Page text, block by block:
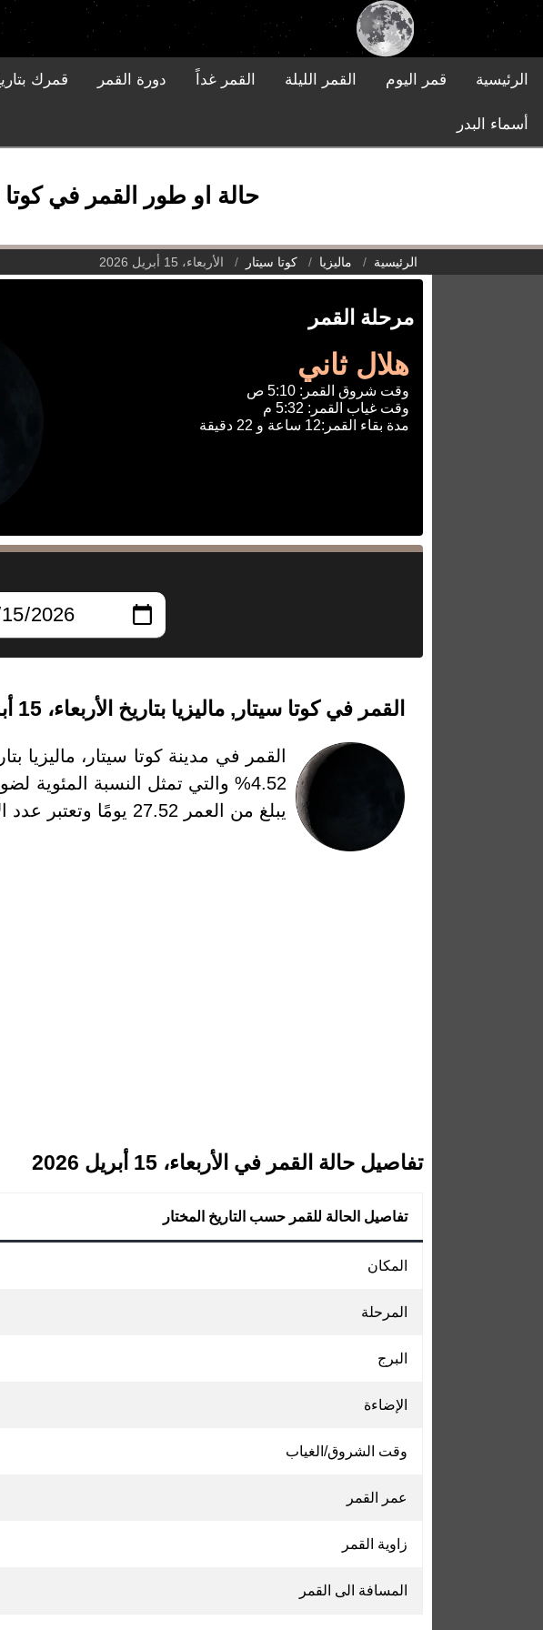
الرئيسية قمر اليوم القمر الليلة القمر غداً دورة القمر قمرك
أسماء البدر
حالة او طور القمر في كوتا سيتار,
الرئيسية ماليزيا كوتا سيتار الأربعاء، 15 أبريل 2026
مرحلة القمر
هلال ثاني
وقت شروق القمر: 5:10 ص
وقت غياب القمر: 5:32 م
مدة بقاء القمر:12 ساعة و 22 دقيقة
القمر في كوتا سيتار, ماليزيا بتاريخ الأربعاء، 15 أبريل 2026
القمر في مدينة كوتا سيتار، ماليزيا
يبلغ من العمر 27.52 يومًا وتعتبر عدد الأيام التي مرت من أخر قمر جديد او بمعنى بداية الطور في هذا التاريخ.
تفاصيل حالة القمر في الأربعاء، 15 أبريل 2026
تفاصيل الحالة للقمر حسب التاريخ المختار
المكان
المرحلة
البرج
الإضاءة
وقت الشروق/الغياب
عمر القمر
زاوية القمر
المسافة الى القمر